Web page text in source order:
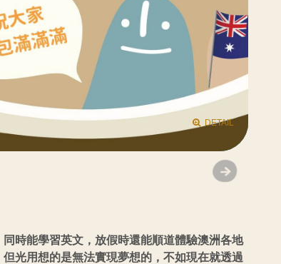
DETAIL
DETAIL
DETAIL
DETAIL
時能學習英文，放假時還能順道體驗澳洲各地
光用想的是無法實現夢想的，不如現在就透過